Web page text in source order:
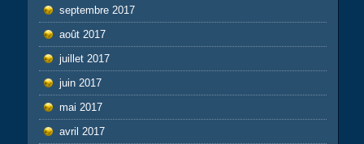
septembre 2017
août 2017
juillet 2017
juin 2017
mai 2017
avril 2017